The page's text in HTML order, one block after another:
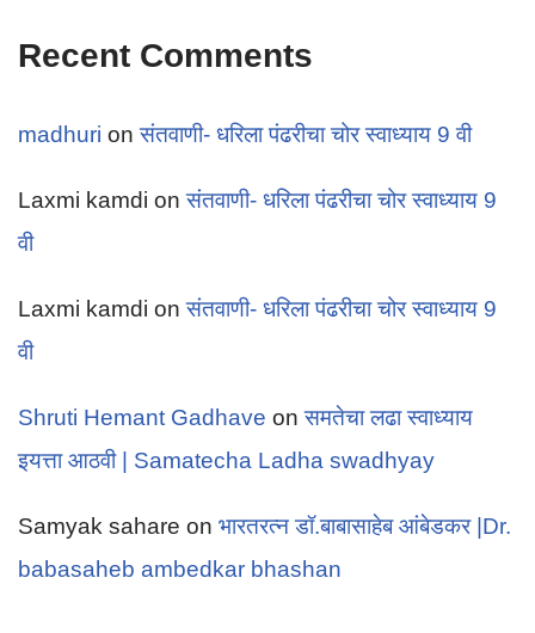
Recent Comments
madhuri onसंतवाणी- धरिला पंढरीचा चोर स्वाध्याय 9 वी
Laxmi kamdi onसंतवाणी- धरिला पंढरीचा चोर स्वाध्याय 9
वी
Laxmi kamdi onसंतवाणी- धरिला पंढरीचा चोर स्वाध्याय 9
वी
Shruti Hemant Gadhave onसमतेचा लढा स्वाध्याय
इयत्ता आठवी | Samatecha Ladha swadhyay
Samyak sahare on भारतरत्न डॉ.बाबासाहेब आंबेडकर |Dr.
babasaheb ambedkar bhashan